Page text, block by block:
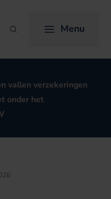
Zoeken Menu
vallen verzekeringen
onder het